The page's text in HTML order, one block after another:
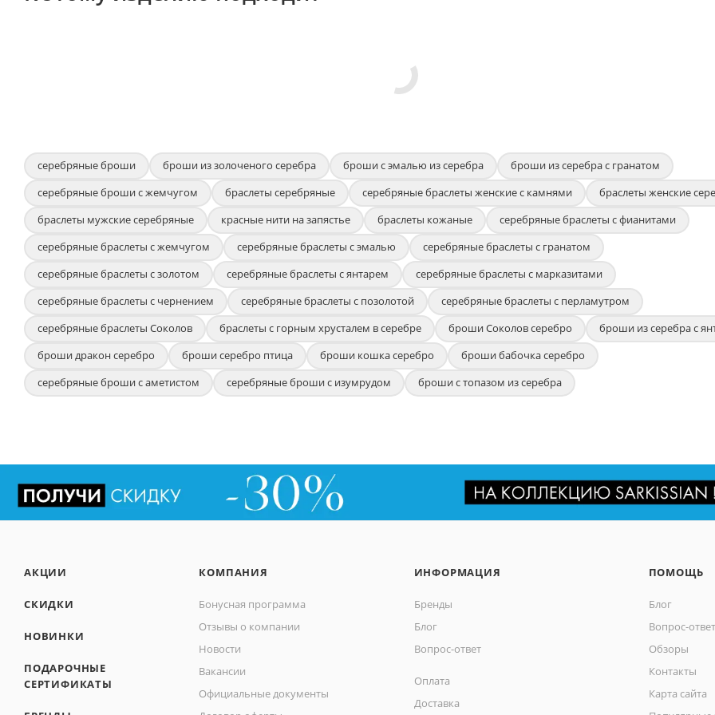
серебряные броши броши из золоченого серебра броши с эмалью из серебра
броши из серебра с гранатом
серебряные броши с жемчугом
браслеты серебряные серебряные браслеты женские с камнями
браслеты женские
браслеты мужские серебряные
красные нити на запястье браслеты кожаные
серебряные браслеты с фианитами
серебряные браслеты с жемчугом
серебряные браслеты с эмалью
серебряные браслеты с гранатом
серебряные браслеты с золотом
серебряные браслеты с янтарем
серебряные браслеты с марказитами
серебряные браслеты с чернением
серебряные браслеты с позолотой
серебряные браслеты с перламутром
серебряные браслеты Соколов
браслеты с горным хрусталем в серебре броши Соколов серебро
броши из серебра с
броши дракон серебро
броши серебро птица броши кошка серебро
броши бабочка серебро
серебряные броши с аметистом
серебряные броши с изумрудом броши с топазом из серебра
АКЦИИ
СКИДКИ
НОВИНКИ
ПОДАРОЧНЫЕ
СЕРТИФИКАТЫ
КОМПАНИЯ
Бонусная программа
Отзывы о компании
Новости
Вакансии
Официальные документы
ИНФОРМАЦИЯ
Бренды
Блог
Вопрос-ответ
Оплата
Доставка
ПОМОЩЬ
Блог
Вопрос-ответ
Обзоры
Контакты
Карта сайта